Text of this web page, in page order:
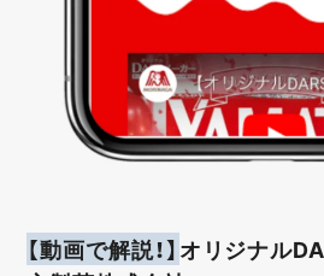
【動画で解説！】オリジナル